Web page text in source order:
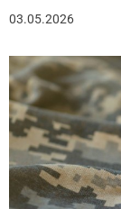
03.05.2026